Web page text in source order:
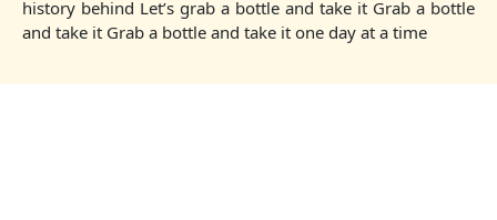
history behind Let’s grab a bottle and take it Grab a bottle
and take it Grab a bottle and take it one day at a time